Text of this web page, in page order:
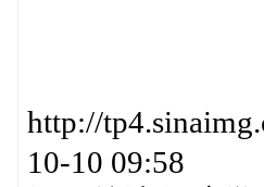
http://
10-10 09:58